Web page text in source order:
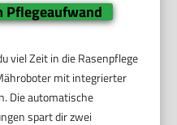
Pflegeaufwand
viel Zeit in die Rasenpflege
mit integrierter
Die automatische
spart dir zwei